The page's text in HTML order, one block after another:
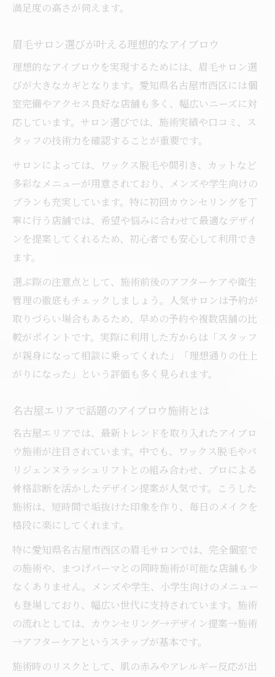
美眉ケアで評判のアイブロウ施術ポイント
アイブロウケアで叶える理想の美眉ライフ
名古屋市西区で探すアイブロウサロンの魅
力
垢抜けたいならアイブロウが鍵に
垢抜けを叶えるアイブロウデザインの選び
アイブロウで叶うワンランク上の垢抜け感
アイブロウの仕上げ次第で雰囲気が変わる
理由
トレンド眉に仕上げるコツを解説
アイブロウで叶える最新トレンド眉のポイ
ント
韓国風平行眉をアイブロウで簡単に実現
サロンで提案されるトレンドアイブロウと
アイブロウ施術で流行デザインを楽しむ方
法
トレンド眉に合うアイブロウの形と仕上げ
術
満足度の高さが伺えます。
眉毛サロン選びが叶える理想的なアイブロウ
理想的なアイブロウを実現するためには、眉毛サロン選
びが大きなカギとなります。愛知県名古屋市西区には個
室完備やアクセス良好な店舗も多く、幅広いニーズに対
応しています。サロン選びでは、施術実績や口コミ、ス
タッフの技術力を確認することが重要です。
サロンによっては、ワックス脱毛や間引き、カットなど
多彩なメニューが用意されており、メンズや学生向けの
プランも充実しています。特に初回カウンセリングを丁
寧に行う店舗では、希望や悩みに合わせて最適なデザイ
ンを提案してくれるため、初心者でも安心して利用でき
ます。
選ぶ際の注意点として、施術前後のアフターケアや衛生
管理の徹底もチェックしましょう。人気サロンは予約が
取りづらい場合もあるため、早めの予約や複数店舗の比
較がポイントです。実際に利用した方からは「スタッフ
が親身になって相談に乗ってくれた」「理想通りの仕上
がりになった」という評価も多く見られます。
名古屋エリアで話題のアイブロウ施術とは
名古屋エリアでは、最新トレンドを取り入れたアイブロ
ウ施術が注目されています。中でも、ワックス脱毛やパ
リジェンヌラッシュリフトとの組み合わせ、プロによる
骨格診断を活かしたデザイン提案が人気です。こうした
施術は、短時間で垢抜けた印象を作り、毎日のメイクを
格段に楽にしてくれます。
特に愛知県名古屋市西区の眉毛サロンでは、完全個室で
の施術や、まつげパーマとの同時施術が可能な店舗も少
なくありません。メンズや学生、小学生向けのメニュー
も登場しており、幅広い世代に支持されています。施術
の流れとしては、カウンセリング→デザイン提案→施術
→アフターケアというステップが基本です。
施術時のリスクとして、肌の赤みやアレルギー反応が出